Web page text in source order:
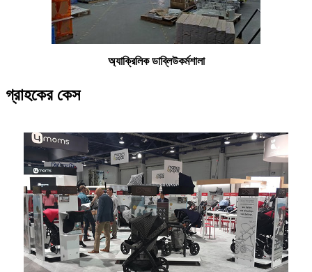
অ্যাক্রিলিক ডাব্লিউকর্মশালা
গ্রাহকের কেস